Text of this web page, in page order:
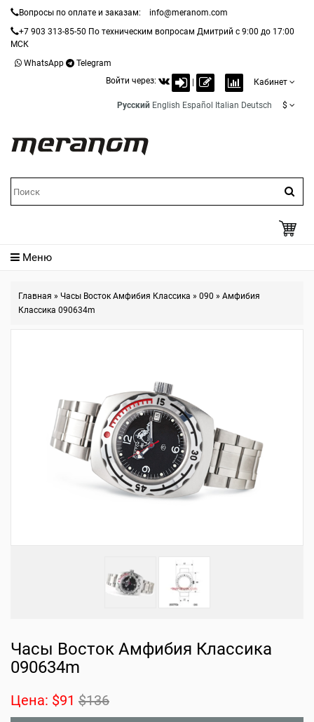
Вопросы по оплате и заказам:
info@meranom.com
+7 903 313-85-50 По техническим вопросам Дмитрий с 9:00 до 17:00
МСК
WhatsApp
Telegram
Войти через:
Кабинет
Русский English Español Italian Deutsch $
Меню
Главная » Часы Восток Амфибия Классика » 090 » Амфибия
Классика 090634m
Часы Восток Амфибия Классика
090634m
Цена: $91 $136